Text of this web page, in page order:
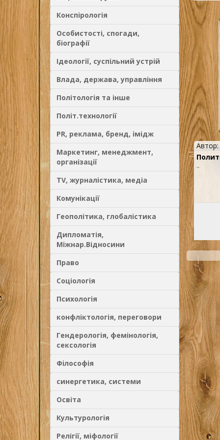
Конспірологія
Особистості, спогади,
біографії
Ідеології, суспільний устрій
Влада, держава, управління
Політологія та інше
Політ.технології
PR, реклама, бренд, імідж
Маркетинг, менеджмент,
організації
TV, журналістика, медіа
Комунікації
Геополітика, глобалістика
Дипломатія,
Міжнар.Відносини
Право
Соціологія
Психологія
конфліктологія, переговори
Гендерологія, фемінологія,
сексологія
Філософія
синергетика, системи
Освіта
Культурологія
Релігії, міфології
Автор:
..